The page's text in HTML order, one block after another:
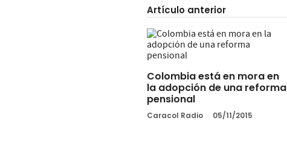
Artículo anterior
Colombia está en mora en
la adopción de una reforma
pensional
Caracol Radio 05/11/2015